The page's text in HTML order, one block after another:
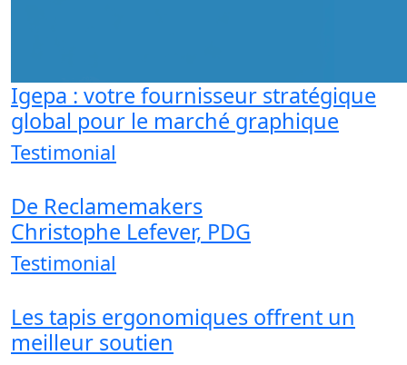
Igepa : votre fournisseur stratégique
global pour le marché graphique
Testimonial
De Reclamemakers
Christophe Lefever, PDG
Testimonial
Les tapis ergonomiques offrent un
meilleur soutien